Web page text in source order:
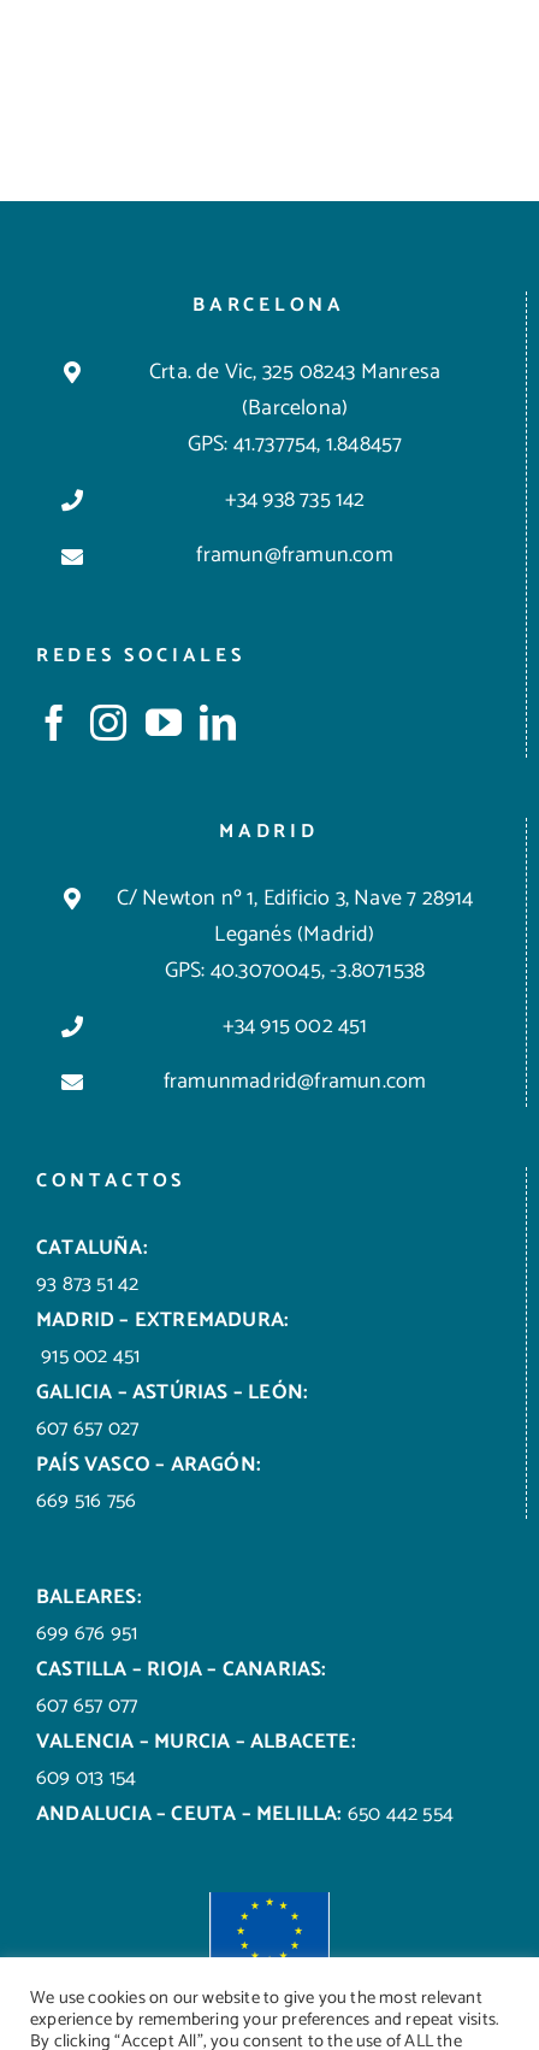
BARCELONA
Crta. de Vic, 325 08243 Manresa
(Barcelona)
GPS: 41.737754, 1.848457
+34 938 735 142
framun@framun.com
REDES SOCIALES
MADRID
C/ Newton nº 1, Edificio 3, Nave 7 28914
Leganés (Madrid)
GPS: 40.3070045, -3.8071538
+34 915 002 451
framunmadrid@framun.com
CONTACTOS
CATALUÑA:
93 873 51 42
MADRID – EXTREMADURA:
915 002 451
GALICIA – ASTÚRIAS – LEÓN:
607 657 027
PAÍS VASCO – ARAGÓN:
669 516 756
BALEARES:
699 676 951
CASTILLA – RIOJA – CANARIAS:
607 657 077
VALENCIA – MURCIA – ALBACETE:
609 013 154
ANDALUCIA – CEUTA – MELILLA: 650 442 554
We use cookies on our website to give you the most relevant
experience by remembering your preferences and repeat visits.
By clicking “Accept All”, you consent to the use of ALL the